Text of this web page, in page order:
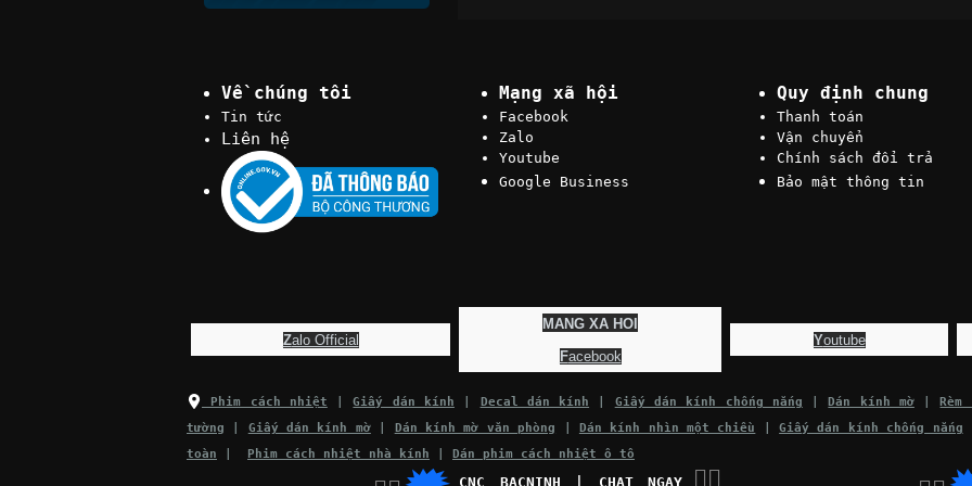
Về chúng tôi
Tin tức
Liên hệ
Mạng xã hội
Facebook
Zalo
Youtube
Google Business
Quy định chung
Thanh toán
Vận chuyển
Chính sách đổi trả
Bảo mật thông tin
Zalo Official
MANG XA HOI
Facebook
Youtube
Phim cách nhiệt |Giấy dán kính Decal dán kính Giấy dán kính chống nắng |Dán kính mờ |
tường
Giấy dán kính mờ Dán kính mờ văn phòng Dán kính nhìn một chiều |Giấy dán kính chống nắng
toàn
Phim cách nhiệt nhà kính Dán phim cách nhiệt ô tô
CNC BACNINH | CHAT NGAY 👉🏽